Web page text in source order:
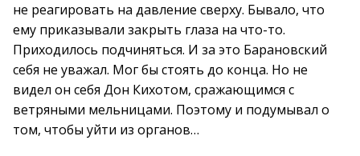
не реагировать на давление сверху. Бывало, что
ему приказывали закрыть глаза на что-то.
Приходилось подчиняться. И за это Барановский
себя не уважал. Мог бы стоять до конца. Но не
видел он себя Дон Кихотом, сражающимся с
ветряными мельницами. Поэтому и подумывал о
том, чтобы уйти из органов…